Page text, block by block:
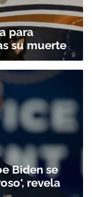
para
su muerte
Biden se
revela